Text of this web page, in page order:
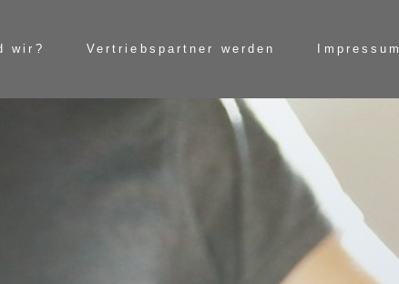
wir? Vertriebspartner werden Impressum